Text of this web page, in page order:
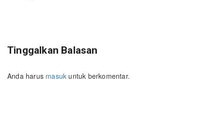
Tinggalkan Balasan
Anda harus masuk untuk berkomentar.